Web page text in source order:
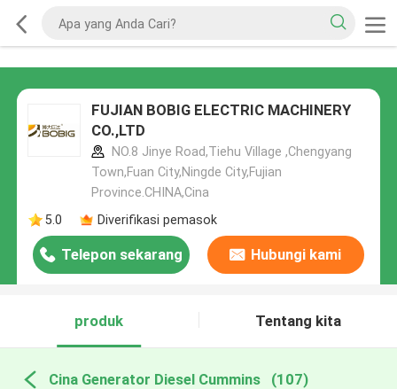
FUJIAN BOBIG ELECTRIC MACHINERY
CO.,LTD
NO.8 Jinye Road,Tiehu Village ,Chengyang
Town,Fuan City,Ningde City,Fujian
Province.CHINA,Cina
5.0
Diverifikasi pemasok
Telepon sekarang Hubungi kami
produk Tentang kita
Cina Generator Diesel Cummins (107)